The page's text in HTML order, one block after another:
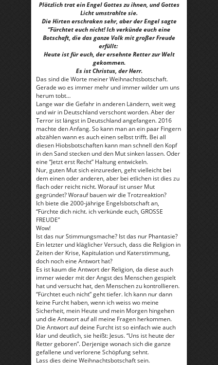
Plötzlich trat ein Engel Gottes zu ihnen, und Gottes
Licht umstrahlte sie.
Die Hirten erschraken sehr, aber der Engel sagte
“Fürchtet euch nicht! Ich verkünde euch eine
Botschaft, die das ganze Volk mit großer Freude
erfüllt:
Heute ist für euch, der ersehnte Retter zur Welt
gekommen.
Es ist Christus, der Herr.
Das sind die Worte meiner Weihnachtsbotschaft.
Gerade wo es immer mehr und immer wilder um uns
herum tobt…
Lange war die Gefahr in anderen Ländern, weit weg
und wir in Deutschland verschont worden. Aber der
Terror ist längst in Deutschland angefangen. 2016
machte den Anfang. So kann man an ein paar Fingern
abzählen wann es auch einen selbst trifft. Bei all
diesen Hiobsbotschaften kann man schnell den Kopf
in den Sand stecken und den Mut sinken lassen. Oder
eine “Jetzt erst Recht” Haltung entwickeln.
Nur, guten Mut sich einzureden, geht vielleicht bei
dem einen oder anderen, aber bei etlichen ist dies zu
flach oder reicht nicht. Worauf ist unser Mut
gegründet? Worauf bauen wir die Trotzreaktion?
Ich biete die 2000-jährige Engelsbotschaft an,
“Fürchte dich nicht. ich verkünde euch, GROSSE
FREUDE”
Wow!
Ist das nur Stimmungsmache? Ist das nur Phantasie?
Ein letzter und kläglicher Versuch, dass die Religion in
Zeiten der Krise, Kapitulation und Katerstimmung,
doch noch eine Antwort hat?
Es ist kaum die Antwort der Religion, da diese auch
immer wieder mit der Angst des Menschen gespielt
hat und versucht hat, den Menschen zu kontrollieren.
“Fürchtet euch nicht” geht tiefer. Ich kann nur dann
keine Furcht haben, wenn ich weiss wo meine
Sicherheit, mein Heute und mein Morgen hingehen
und die Antwort auf all meine Fragen herkommen.
Die Antwort auf deine Furcht ist so einfach wie auch
klar und deutlich, sie heißt: Jesus. “Uns ist heute der
Retter geboren”. Derjenige wonach sich die ganze
gefallene und verlorene Schöpfung sehnt.
Lass dies deine Weihnachtsbotschaft sein.